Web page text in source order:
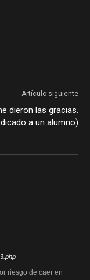
Artículo siguiente
dieron las gracias.
a un alumno)
riesgo de caer en